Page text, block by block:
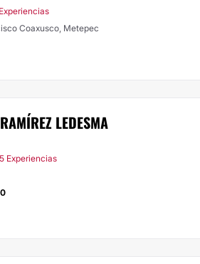
Coaxusco, Metepec
LEDESMA
Experiencias